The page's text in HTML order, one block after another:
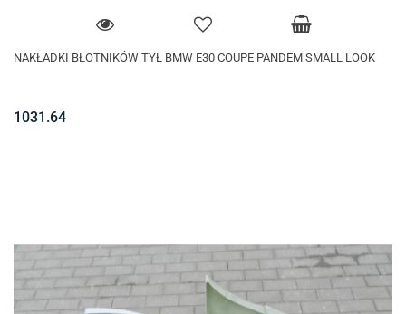
NAKŁADKI BŁOTNIKÓW TYŁ BMW E30 COUPE PANDEM SMALL LOOK
1031.64